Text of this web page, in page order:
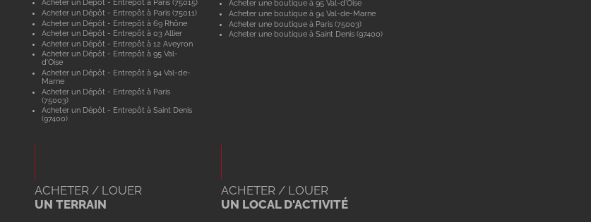
Acheter un Dépôt - Entrepôt à Paris (75015)
Acheter un Dépôt - Entrepôt à Paris (75011)
Acheter un Dépôt - Entrepôt à 69 Rhône
Acheter un Dépôt - Entrepôt à 03 Allier
Acheter un Dépôt - Entrepôt à 12 Aveyron
Acheter un Dépôt - Entrepôt à 95 Val-
d'Oise
Acheter un Dépôt - Entrepôt à 94 Val-de-
Marne
Acheter un Dépôt - Entrepôt à Paris
(75003)
Acheter un Dépôt - Entrepôt à Saint Denis
(97400)
Acheter une boutique à 95 Val-d'Oise
Acheter une boutique à 94 Val-de-Marne
Acheter une boutique à Paris (75003)
Acheter une boutique à Saint Denis (97400)
ACHETER / LOUER
UN TERRAIN
ACHETER / LOUER
UN LOCAL D'ACTIVITÉ